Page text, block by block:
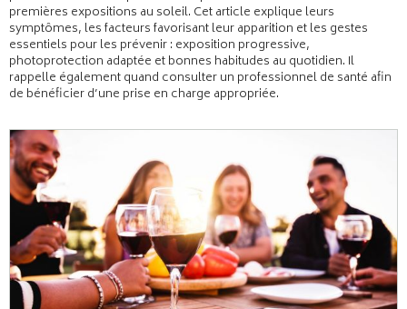
premières expositions au soleil. Cet article explique leurs
symptômes, les facteurs favorisant leur apparition et les gestes
essentiels pour les prévenir : exposition progressive,
photoprotection adaptée et bonnes habitudes au quotidien. Il
rappelle également quand consulter un professionnel de santé afin
de bénéficier d’une prise en charge appropriée.